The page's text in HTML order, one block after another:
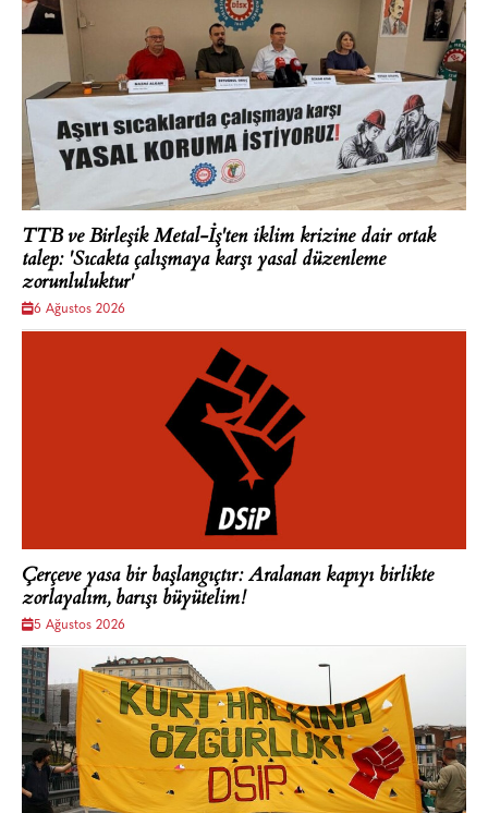
TTB ve Birleşik Metal-İş'ten iklim krizine dair ortak
talep: 'Sıcakta çalışmaya karşı yasal düzenleme
zorunluluktur'
6 Ağustos 2026
Çerçeve yasa bir başlangıçtır: Aralanan kapıyı birlikte
zorlayalım, barışı büyütelim!
5 Ağustos 2026